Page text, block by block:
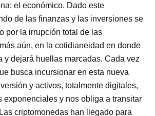
el económico. Dado este
de las finanzas y las inversiones se
por la irrupción total de las
aún, en la cotidianeidad en donde
y dejará huellas marcadas. Cada vez
busca incursionar en esta nueva
y activos, totalmente digitales,
exponenciales y nos obliga a transitar
criptomonedas han llegado para